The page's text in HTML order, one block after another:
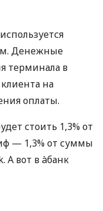
Денежные
терминала в
на
оплаты.
стоить 1,3% от
— 1,3% от суммы
А вот в àбанк